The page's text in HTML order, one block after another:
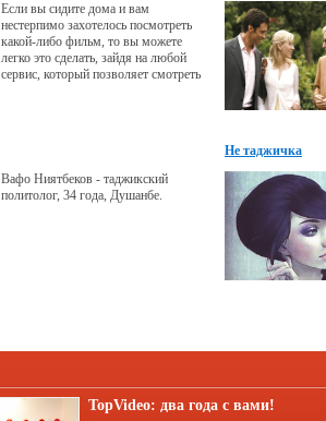
Если вы сидите дома и вам
нестерпимо захотелось посмотреть
какой-либо фильм, то вы можете
легко это сделать, зайдя на любой
сервис, который позволяет смотреть
Вафо Ниятбеков - таджикский
политолог, 34 года, Душанбе.
Не таджичка
TopVideo: два года с вами!